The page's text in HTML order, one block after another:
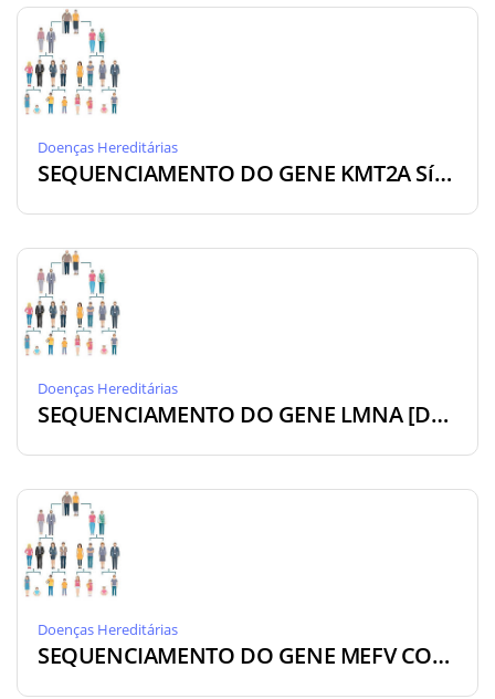
Doenças Hereditárias
SEQUENCIAMENTO DO GENE KMT2A Síndrome Wiedemann-Steiner [DA-KTM]
Doenças Hereditárias
SEQUENCIAMENTO DO GENE LMNA [DA-LMN]
Doenças Hereditárias
SEQUENCIAMENTO DO GENE MEFV COM CNV [NGS-ME]